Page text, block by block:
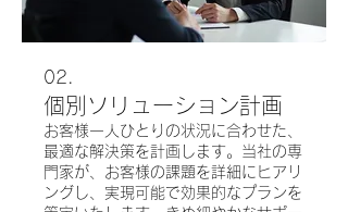
02.
個別ソリューション計画
お客様一人ひとりの状況に合わせた、
最適な解決策を計画します。当社の専
門家が、お客様の課題を詳細にヒアリ
ングし、実現可能で効果的なプランを